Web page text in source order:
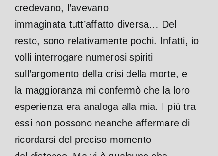
credevano, l’avevano
immaginata tutt’affatto diversa… Del
resto, sono relativamente pochi. Infatti, io
volli interrogare numerosi spiriti
sull’argomento della crisi della morte, e
la maggioranza mi confermò che la loro
esperienza era analoga alla mia. I più tra
essi non possono neanche affermare di
ricordarsi del preciso momento